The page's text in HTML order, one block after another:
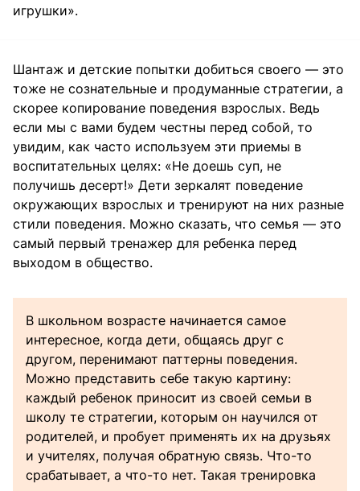
игрушки».
Шантаж и детские попытки добиться своего — это
тоже не сознательные и продуманные стратегии, а
скорее копирование поведения взрослых. Ведь
если мы с вами будем честны перед собой, то
увидим, как часто используем эти приемы в
воспитательных целях: «Не доешь суп, не
получишь десерт!» Дети зеркалят поведение
окружающих взрослых и тренируют на них разные
стили поведения. Можно сказать, что семья — это
самый первый тренажер для ребенка перед
выходом в общество.
В школьном возрасте начинается самое
интересное, когда дети, общаясь друг с
другом, перенимают паттерны поведения.
Можно представить себе такую картину:
каждый ребенок приносит из своей семьи в
школу те стратегии, которым он научился от
родителей, и пробует применять их на друзьях
и учителях, получая обратную связь. Что-то
срабатывает, а что-то нет. Такая тренировка